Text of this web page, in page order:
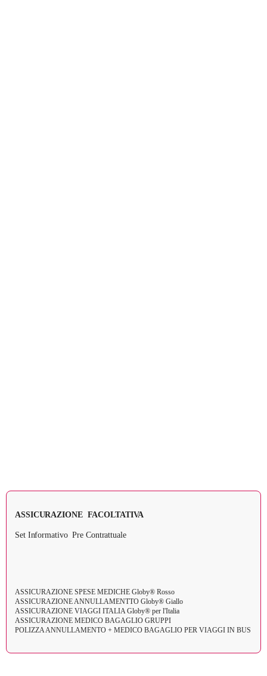
ASSICURAZIONE FACOLTATIVA
Set Informativo Pre Contrattuale
ASSICURAZIONE SPESE MEDICHE Globy® Rosso
ASSICURAZIONE ANNULLAMENTTO Globy® Giallo
ASSICURAZIONE VIAGGI ITALIA Globy® per l'Italia
ASSICURAZIONE MEDICO BAGAGLIO GRUPPI
POLIZZA ANNULLAMENTO + MEDICO BAGAGLIO PER VIAGGI IN BUS